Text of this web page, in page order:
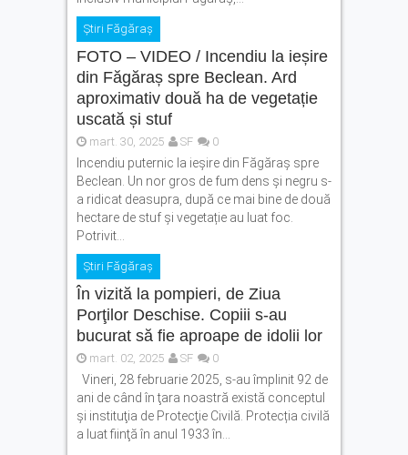
Știri Făgăraș
FOTO – VIDEO / Incendiu la ieșire
din Făgăraș spre Beclean. Ard
aproximativ două ha de vegetație
uscată și stuf
mart. 30, 2025 SF 0
Incendiu puternic la ieșire din Făgăraș spre
Beclean. Un nor gros de fum dens şi negru s-
a ridicat deasupra, după ce mai bine de două
hectare de stuf și vegetație au luat foc.
Potrivit...
Știri Făgăraș
În vizită la pompieri, de Ziua
Porţilor Deschise. Copiii s-au
bucurat să fie aproape de idolii lor
mart. 02, 2025 SF 0
Vineri, 28 februarie 2025, s-au împlinit 92 de
ani de când în ţara noastră există conceptul
şi instituţia de Protecţie Civilă. Protecția civilă
a luat fiinţă în anul 1933 în...